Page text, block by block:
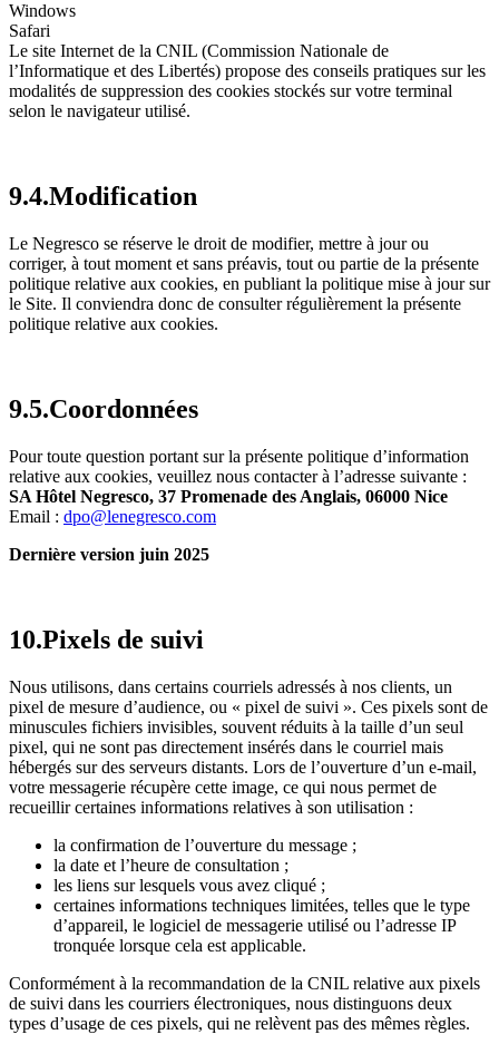
Windows
Safari
Le site Internet de la CNIL (Commission Nationale de
l’Informatique et des Libertés) propose des conseils pratiques sur les
modalités de suppression des cookies stockés sur votre terminal
selon le navigateur utilisé.
9.4.Modification
Le Negresco se réserve le droit de modifier, mettre à jour ou
corriger, à tout moment et sans préavis, tout ou partie de la présente
politique relative aux cookies, en publiant la politique mise à jour sur
le Site. Il conviendra donc de consulter régulièrement la présente
politique relative aux cookies.
9.5.Coordonnées
Pour toute question portant sur la présente politique d’information
relative aux cookies, veuillez nous contacter à l’adresse suivante :
SA Hôtel Negresco, 37 Promenade des Anglais, 06000 Nice
Email : dpo@lenegresco.com
Dernière version juin 2025
10.Pixels de suivi
Nous utilisons, dans certains courriels adressés à nos clients, un
pixel de mesure d’audience, ou « pixel de suivi ». Ces pixels sont de
minuscules fichiers invisibles, souvent réduits à la taille d’un seul
pixel, qui ne sont pas directement insérés dans le courriel mais
hébergés sur des serveurs distants. Lors de l’ouverture d’un e-mail,
votre messagerie récupère cette image, ce qui nous permet de
recueillir certaines informations relatives à son utilisation :
la confirmation de l’ouverture du message ;
la date et l’heure de consultation ;
les liens sur lesquels vous avez cliqué ;
certaines informations techniques limitées, telles que le type
d’appareil, le logiciel de messagerie utilisé ou l’adresse IP
tronquée lorsque cela est applicable.
Conformément à la recommandation de la CNIL relative aux pixels
de suivi dans les courriers électroniques, nous distinguons deux
types d’usage de ces pixels, qui ne relèvent pas des mêmes règles.